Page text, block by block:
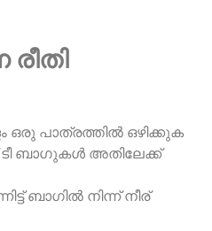
ഒരു പാത്രത്തിൽ ഒഴിക്കുക
ടീ ബാഗുകൾ അതിലേക്ക്
ബാഗിൽ നിന്ന് നീര്